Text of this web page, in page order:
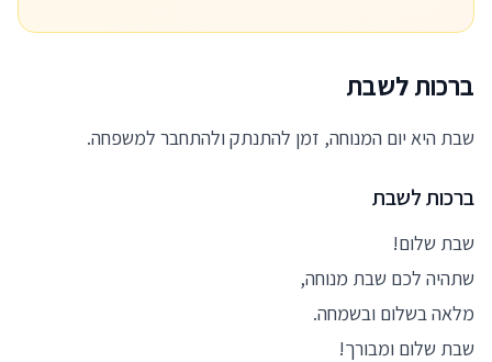
ברכות לשבת
שבת היא יום המנוחה, זמן להתנתק ולהתחבר למשפחה.
ברכות לשבת
שבת שלום!
שתהיה לכם שבת מנוחה,
מלאה בשלום ובשמחה.
שבת שלום ומבורך!